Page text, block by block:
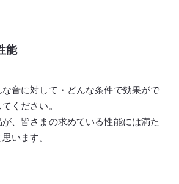
能
音に対して・どんな条件で効果がで
ください。
、皆さまの求めている性能には満た
います。